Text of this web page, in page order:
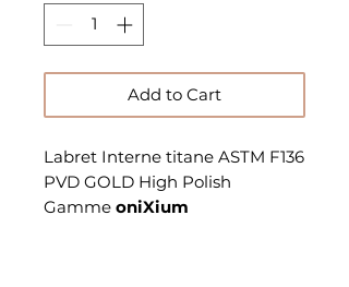
Add to Cart
Labret Interne titane ASTM F136
PVD GOLD High Polish
Gamme oniXium